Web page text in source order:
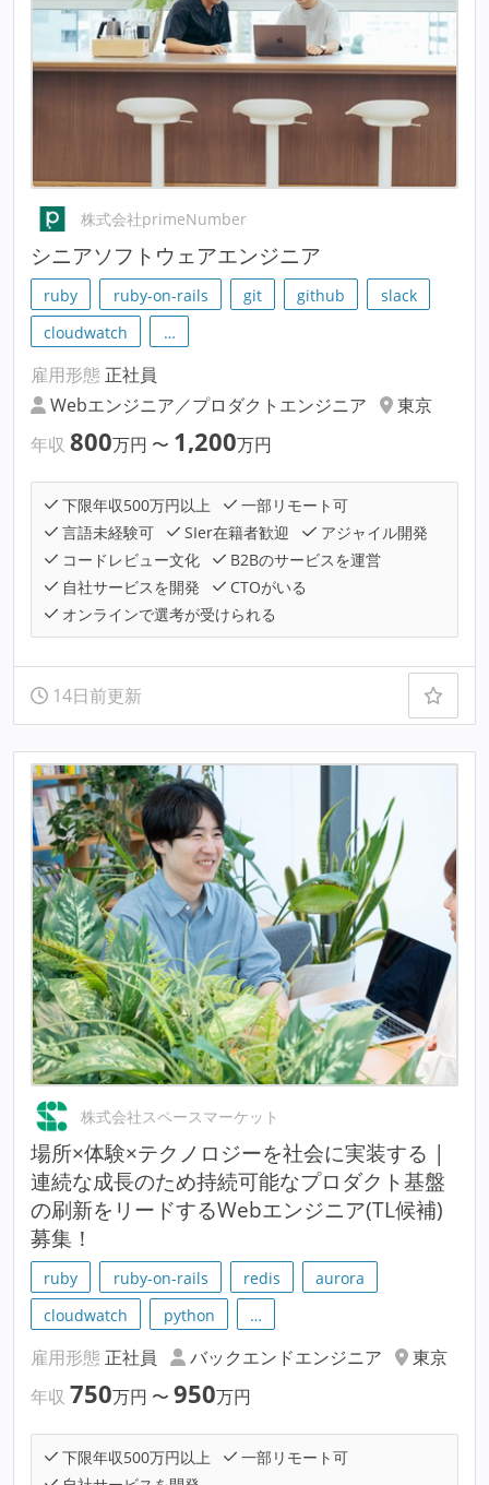
株式会社primeNumber
シニアソフトウェアエンジニア
ruby ruby-on-rails git github
slack
cloudwatch
…
雇用形態 正社員
Webエンジニア／プロダクトエンジニア
東京
年収 800万円 〜 1,200万円
下限年収500万円以上
一部リモート可
言語未経験可
SIer在籍者歓迎
アジャイル開発
コードレビュー文化
B2Bのサービスを運営
自社サービスを開発
CTOがいる
オンラインで選考が受けられる
14日前更新
株式会社スペースマーケット
場所×体験×テクノロジーを社会に実装する |
連続な成長のため持続可能なプロダクト基盤
の刷新をリードするWebエンジニア(TL候補)
募集！
ruby ruby-on-rails redis
aurora
cloudwatch
python …
雇用形態 正社員 バックエンドエンジニア
東京
年収 750万円 〜 950万円
下限年収500万円以上
一部リモート可